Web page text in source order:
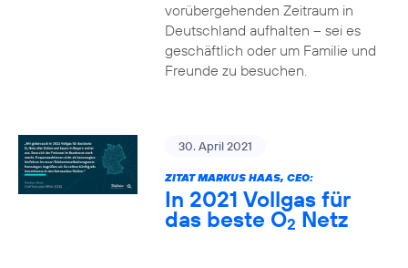
vorübergehenden Zeitraum in
Deutschland aufhalten – sei es
geschäftlich oder um Familie und
Freunde zu besuchen.
30. April 2021
ZITAT MARKUS HAAS, CEO:
In 2021 Vollgas für
das beste O2 Netz